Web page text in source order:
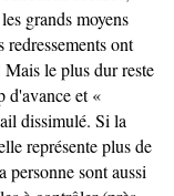
grands moyens
ont
le plus dur reste
d'avance et «
dissimulé. Si la
représente plus de
personne sont aussi